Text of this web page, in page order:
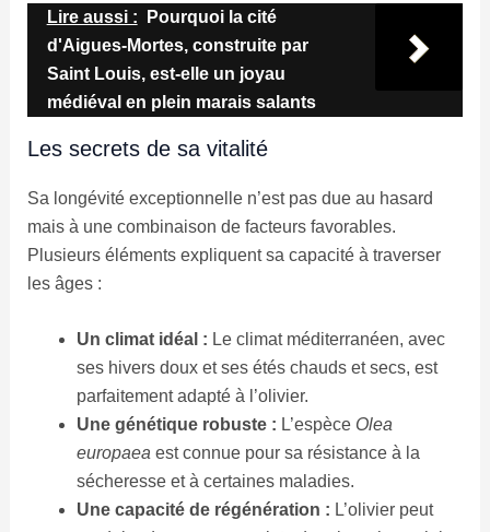
Lire aussi :
Pourquoi la cité
d'Aigues-Mortes, construite par
Saint Louis, est-elle un joyau
médiéval en plein marais salants
Les secrets de sa vitalité
Sa longévité exceptionnelle n’est pas due au hasard
mais à une combinaison de facteurs favorables.
Plusieurs éléments expliquent sa capacité à traverser
les âges :
Un climat idéal : Le climat méditerranéen, avec
ses hivers doux et ses étés chauds et secs, est
parfaitement adapté à l’olivier.
Une génétique robuste : L’espèce Olea
europaea est connue pour sa résistance à la
sécheresse et à certaines maladies.
Une capacité de régénération : L’olivier peut